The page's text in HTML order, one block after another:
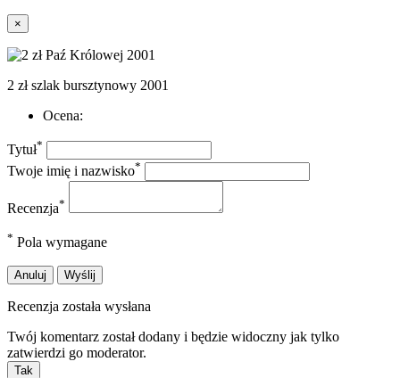
×
2 zł szlak bursztynowy 2001
Ocena:
Tytuł*
Twoje imię i nazwisko*
Recenzja*
* Pola wymagane
Anuluj Wyślij
Recenzja została wysłana
Twój komentarz został dodany i będzie widoczny jak tylko
zatwierdzi go moderator.
Tak